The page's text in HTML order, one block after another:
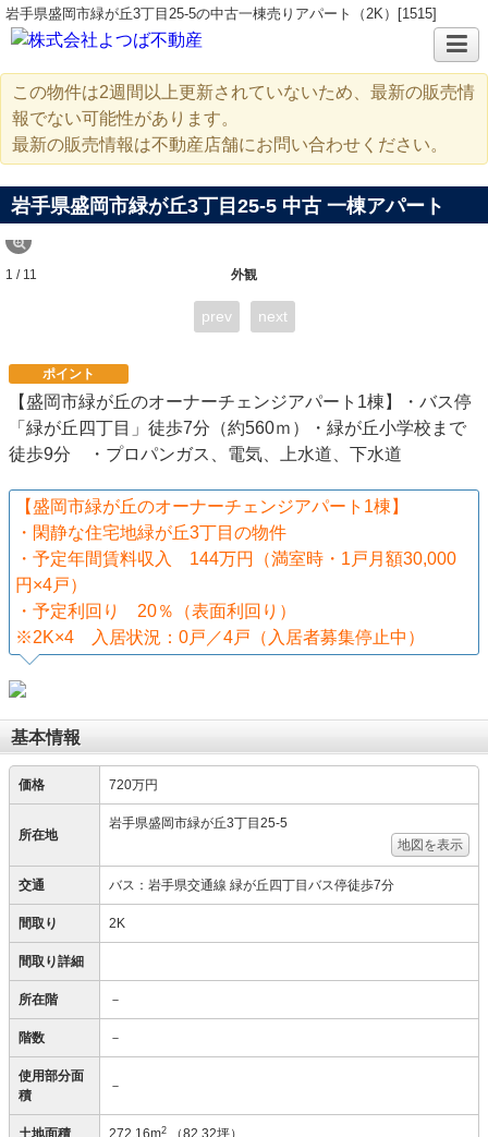
岩手県盛岡市緑が丘3丁目25-5の中古一棟売りアパート（2K）[1515]
この物件は2週間以上更新されていないため、最新の販売情
報でない可能性があります。
最新の販売情報は不動産店舗にお問い合わせください。
岩手県盛岡市緑が丘3丁目25-5 中古 一棟アパート
外観
1 / 11
prev next
ポイント
【盛岡市緑が丘のオーナーチェンジアパート1棟】・バス停
「緑が丘四丁目」徒歩7分（約560ｍ）・緑が丘小学校まで
徒歩9分 ・プロパンガス、電気、上水道、下水道
【盛岡市緑が丘のオーナーチェンジアパート1棟】
・閑静な住宅地緑が丘3丁目の物件
・予定年間賃料収入 144万円（満室時・1戸月額30,000
円×4戸）
・予定利回り 20％（表面利回り）
※2K×4 入居状況：0戸／4戸（入居者募集停止中）
基本情報
価格 720万円
所在地
岩手県盛岡市緑が丘3丁目25-5
地図を表示
交通 バス：岩手県交通線 緑が丘四丁目バス停徒歩7分
間取り 2K
間取り詳細
所在階 －
階数 －
使用部分面
積
－
土地面積 272.16m2 （82.32坪）